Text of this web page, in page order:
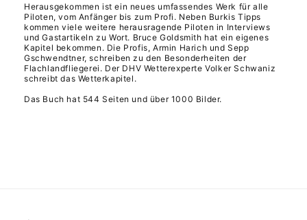
Herausgekommen ist ein neues umfassendes Werk für alle
Piloten, vom Anfänger bis zum Profi. Neben Burkis Tipps
kommen viele weitere herausragende Piloten in Interviews
und Gastartikeln zu Wort. Bruce Goldsmith hat ein eigenes
Kapitel bekommen. Die Profis, Armin Harich und Sepp
Gschwendtner, schreiben zu den Besonderheiten der
Flachlandfliegerei. Der DHV Wetterexperte Volker Schwaniz
schreibt das Wetterkapitel.
Das Buch hat 544 Seiten und über 1000 Bilder.